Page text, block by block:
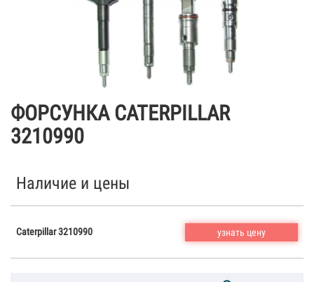
ФОРСУНКА CATERPILLAR
3210990
Наличие и цены
Caterpillar 3210990 узнать цену